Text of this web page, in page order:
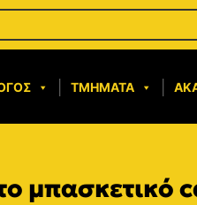
ΤΜΉΜΑΤΑ
μπασκετικό